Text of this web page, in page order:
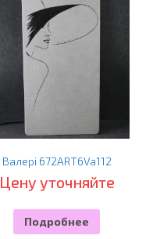
Валері 672ART6Va112
Цену уточняйте
Подробнее